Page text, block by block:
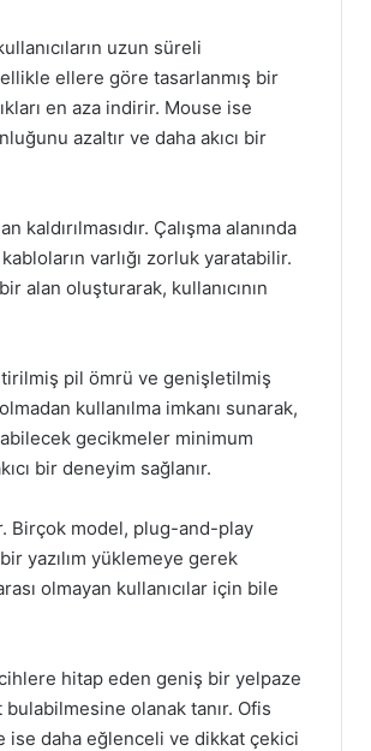
uzun süreli
ellere göre tasarlanmış bir
en aza indirir. Mouse ise
azaltır ve daha akıcı bir
Çalışma alanında
varlığı zorluk yaratabilir.
alan oluşturarak, kullanıcının
pil ömrü ve genişletilmiş
kullanılma imkanı sunarak,
gecikmeler minimum
bir deneyim sağlanır.
Birçok model, plug-and-play
yazılım yüklemeye gerek
olmayan kullanıcılar için bile
hitap eden geniş bir yelpaze
olanak tanır. Ofis
ise daha eğlenceli ve dikkat çekici